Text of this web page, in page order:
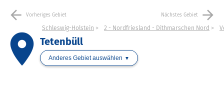
arrow_back Vorheriges Gebiet Nächstes Gebiet arrow_forward
place
Schleswig-Holstein 2 - Nordfriesland - Dithmarschen Nord
Tetenbüll
Anderes Gebiet auswählen